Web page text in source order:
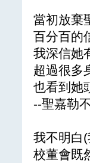
當初放棄
百分百的
我深信她
超過很多
也看到她
--聖嘉勒
我不明白
校董會既